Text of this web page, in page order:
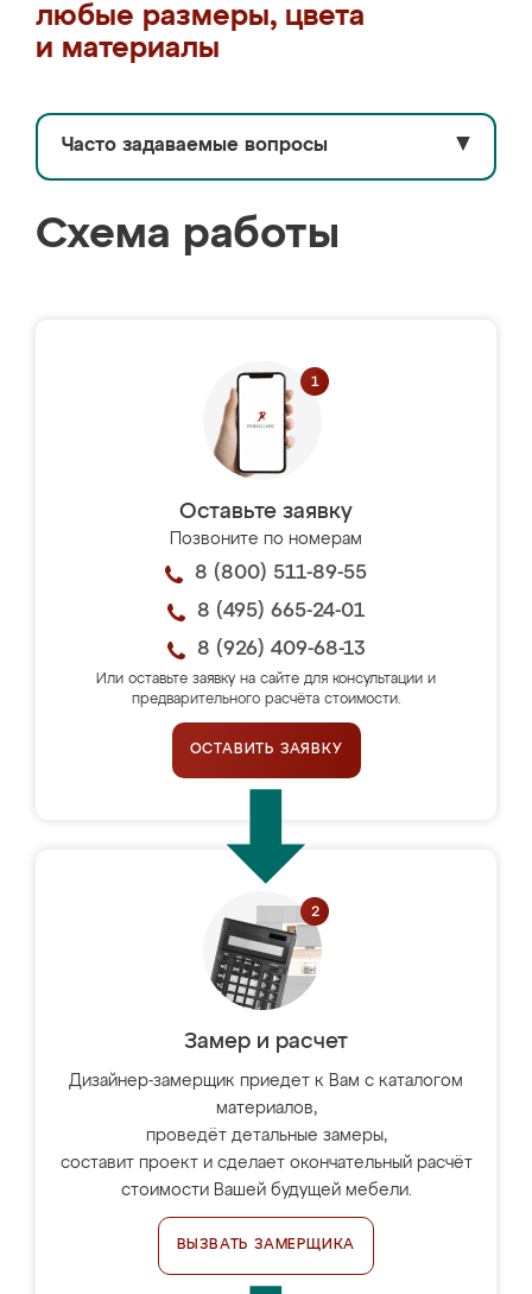
любые размеры, цвета
и материалы
Часто задаваемые вопросы ▼
Схема работы
Оставьте заявку
Позвоните по номерам
8 (800) 511-89-55
8 (495) 665-24-01
8 (926) 409-68-13
Или оставьте заявку на сайте для консультации и
предварительного расчёта стоимости.
ОСТАВИТЬ ЗАЯВКУ
Замер и расчет
Дизайнер-замерщик приедет к Вам с каталогом
материалов,
проведёт детальные замеры,
составит проект и сделает окончательный расчёт
стоимости Вашей будущей мебели.
ВЫЗВАТЬ ЗАМЕРЩИКА